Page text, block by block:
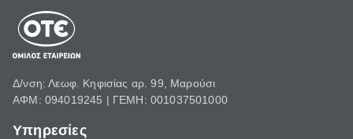
Δ/νση: Λεωφ. Κηφισίας αρ. 99, Μαρούσι
ΑΦΜ: 094019245 | ΓΕΜΗ: 001037501000
Υπηρεσίες